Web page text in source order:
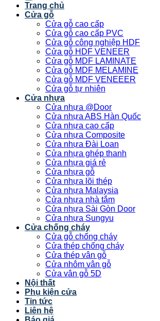
Trang chủ
Cửa gỗ
Cửa gỗ cao cấp
Cửa gỗ cao cấp PVC
Cửa gỗ công nghiệp HDF
Cửa gỗ HDF VENEER
Cửa gỗ MDF LAMINATE
Cửa gỗ MDF MELAMINE
Cửa gỗ MDF VENEEER
Cửa gỗ tự nhiên
Cửa nhựa
Cửa nhựa @Door
Cửa nhựa ABS Hàn Quốc
Cửa nhựa cao cấp
Cửa nhựa Composite
Cửa nhựa Đài Loan
Cửa nhựa ghép thanh
Cửa nhựa giá rẻ
Cửa nhựa gỗ
Cửa nhựa lõi thép
Cửa nhựa Malaysia
Cửa nhựa nhà tắm
Cửa nhựa Sài Gòn Door
Cửa nhựa Sungyu
Cửa chống cháy
Cửa gỗ chống cháy
Cửa thép chống cháy
Cửa thép vân gỗ
Cửa nhôm vân gỗ
Cửa vân gỗ 5D
Nội thất
Phụ kiện cửa
Tin tức
Liên hệ